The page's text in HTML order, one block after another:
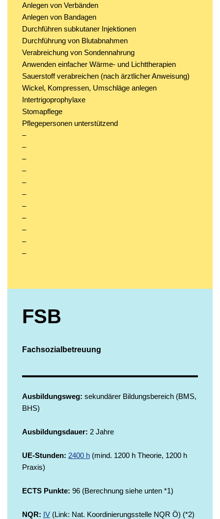
Anlegen von Verbänden
Anlegen von Bandagen
Durchführen subkutaner Injektionen
Durchführung von Blutabnahmen
Verabreichung von Sondennahrung
Anwenden einfacher Wärme- und Lichttherapien
Sauerstoff verabreichen (nach ärztlicher Anweisung)
Wickel, Kompressen, Umschläge anlegen
Intertrigoprophylaxe
Stomapflege
Pflegepersonen unterstützend
–
–
–
–
–
–
–
–
–
–
–
FSB
Fachsozialbetreuung
Ausbildungsweg: sekundärer Bildungsbereich (BMS,
BHS)
Ausbildungsdauer: 2 Jahre
UE-Stunden: 2400 h (mind. 1200 h Theorie, 1200 h
Praxis)
ECTS Punkte: 96 (Berechnung siehe unten *1)
NQR: IV (Link: Nat. Koordinierungsstelle NQR Ö) (*2)